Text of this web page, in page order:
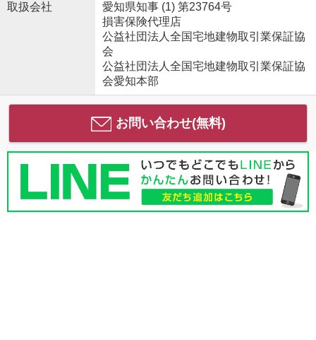
取扱会社
愛知県知事 (1) 第23764号
損害保険代理店
公益社団法人全国宅地建物取引業保証協
会
公益社団法人全国宅地建物取引業保証協
会愛知本部
お問い合わせ(無料)